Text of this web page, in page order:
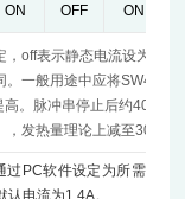
ON OFF ON
，off表示静态电流设为动态
一般用途中应将SW4设成
。脉冲串停止后约400ms
发热量理论上减至30％。
过 PC软件设定为所需
认电流为1.4A。